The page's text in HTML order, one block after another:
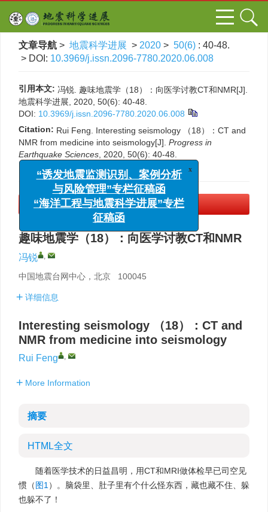
文章导航 > 地震科学进展 > 2020 > 50(6) : 40-48.
> DOI: 10.3969/j.issn.2096-7780.2020.06.008
引用本文: 冯锐. 趣味地震学（18）：向医学讨教CT和NMR[J].
地震科学进展, 2020, 50(6): 40-48.
DOI: 10.3969/j.issn.2096-7780.2020.06.008
Citation: Rui Feng. Interesting seismology （18）：CT and
NMR from medicine into seismology[J]. Progress in
Earthquake Sciences , 2020, 50(6): 40-48.
PDF下载(1811 KB)
趣味地震学（18）：向医学讨教CT和NMR
冯锐 ,
中国地震台网中心，北京 100045
详细信息
Interesting seismology （18）：CT and
NMR from medicine into seismology
Rui Feng ,
More Information
摘要
HTML全文
随着医学技术的日益昌明，用CT和MRI做体检早已司空见
惯（图1 ）。脑袋里、肚子里有个什么怪东西，藏也藏不住、躲
也躲不了！
“诱发地震监测识别、案例分析
与风险管理”专栏征稿函
“海洋工程与地震科学进展”专栏
征稿函